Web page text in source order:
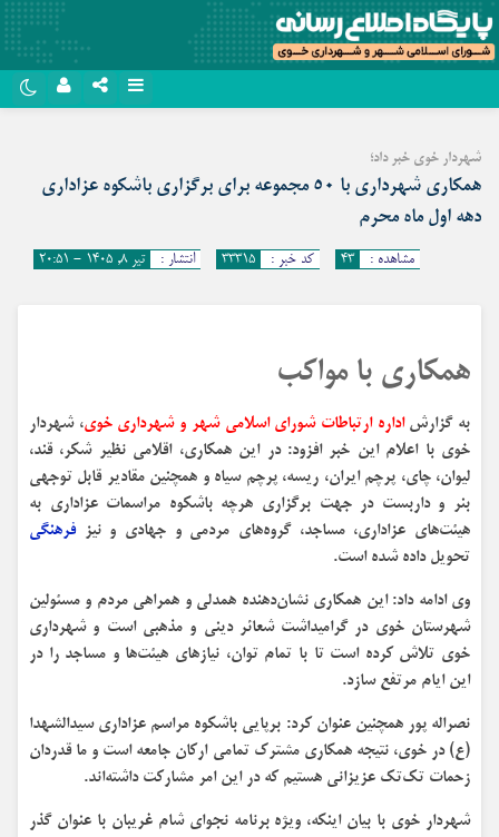
سروش
ایتا
آپارات
رمز عبور
شهردار خوی خبر داد؛
همکاری شهرداری با ۵۰ مجموعه برای برگزاری باشکوه عزاداری
دهه اول ماه محرم
انتشار : تیر ۸, ۱۴۰۵ - ۲۰:۵۱ کد خبر : ۳۳۳۱۵ مشاهده : ۴۳
همکاری با مواکب
به گزارش اداره ارتباطات شورای اسلامی شهر و شهرداری خوی، شهردار
خوی با اعلام این خبر افزود: در این همکاری، اقلامی نظیر شکر، قند،
لیوان، چای، پرچم ایران، ریسه، پرچم سیاه و همچنین مقادیر قابل توجهی
بنر و داربست در جهت برگزاری هرچه باشکوه مراسمات عزاداری به
هیئت‌های عزاداری، مساجد، گروه‌های مردمی و جهادی و نیزفرهنگی
تحویل داده شده است.
وی ادامه داد: این همکاری نشان‌دهنده همدلی و همراهی مردم و مسئولین
شهرستان خوی در گرامیداشت شعائر دینی و مذهبی است و شهرداری
خوی تلاش کرده است تا با تمام توان، نیازهای هیئت‌ها و مساجد را در
این ایام مرتفع سازد.
نصراله پور همچنین عنوان کرد: برپایی باشکوه مراسم عزاداری سیدالشهدا
(ع) در خوی، نتیجه همکاری مشترک تمامی ارکان جامعه است و ما قدردان
زحمات تک‌تک عزیزانی هستیم که در این امر مشارکت داشته‌اند.
شهردار خوی با بیان اینکه، ویژه برنامه نجوای شام غریبان با عنوان گذر